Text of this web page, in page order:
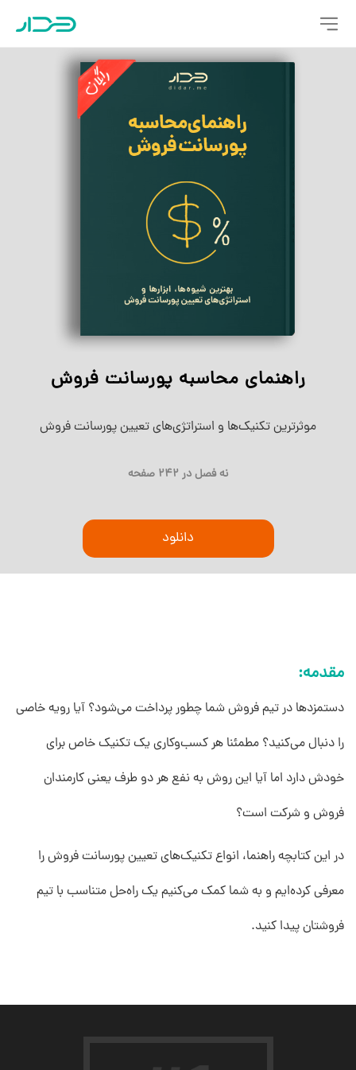
راهنمای محاسبه پورسانت فروش
موثرترین تکنیک‌ها و استراتژی‌های تعیین پورسانت فروش
نه فصل در 242 صفحه
دانلود
مقدمه:
دستمزدها در تیم فروش شما چطور پرداخت می‌شود؟ آیا رویه خاصی
را دنبال می‌کنید؟ مطمئنا هر کسب‌وکاری یک تکنیک خاص برای
خودش دارد اما آیا این روش به نفع هر دو طرف یعنی کارمندان
فروش و شرکت است؟
در این کتابچه راهنما، انواع تکنیک‌های تعیین پورسانت فروش را
معرفی کرده‌ایم و به شما کمک می‌کنیم یک راه‌حل متناسب با تیم
فروشتان پیدا کنید.